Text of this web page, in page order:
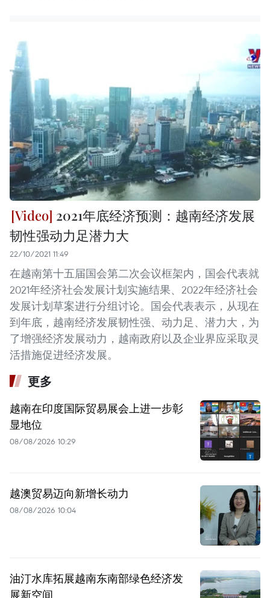
2021年底经济预测：越南经济发展
韧性强动力足潜力大
22/10/2021 11:49
在越南第十五届国会第二次会议框架内，国会代表就
2021年经济社会发展计划实施结果、2022年经济社会
发展计划草案进行分组讨论。国会代表表示，从现在
到年底，越南经济发展韧性强、动力足、潜力大，为
了增强经济发展动力，越南政府以及企业界应采取灵
活措施促进经济发展。
更多
越南在印度国际贸易展会上进一步彰
显地位
08/08/2026 10:29
越澳贸易迈向新增长动力
08/08/2026 10:04
油汀水库拓展越南东南部绿色经济发
展新空间